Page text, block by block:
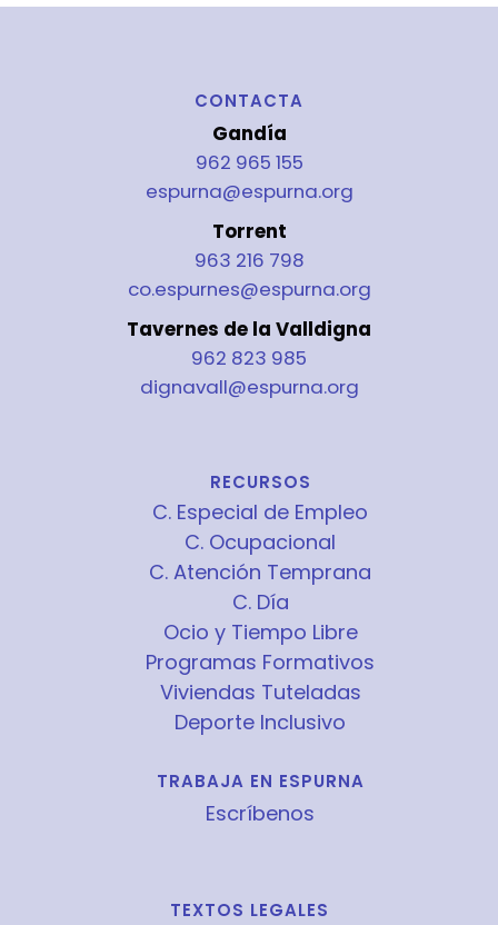
CONTACTA
Gandía
962 965 155
espurna@espurna.org
Torrent
963 216 798
co.espurnes@espurna.org
Tavernes de la Valldigna
962 823 985
dignavall@espurna.org
RECURSOS
C. Especial de Empleo
C. Ocupacional
C. Atención Temprana
C. Día
Ocio y Tiempo Libre
Programas Formativos
Viviendas Tuteladas
Deporte Inclusivo
TRABAJA EN ESPURNA
Escríbenos
TEXTOS LEGALES